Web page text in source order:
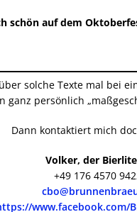
schön auf dem
solche Texte mal bei
ganz persönlich
Dann kontaktiert mich
Volker, der
+49 176 4570
www.facebook.com/